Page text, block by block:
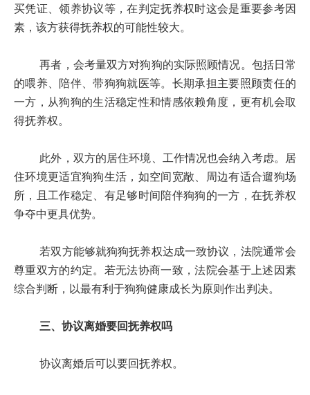
买凭证、领养协议等，在判定抚养权时这会是重要参考因
素，该方获得抚养权的可能性较大。
再者，会考量双方对狗狗的实际照顾情况。包括日常
的喂养、陪伴、带狗狗就医等。长期承担主要照顾责任的
一方，从狗狗的生活稳定性和情感依赖角度，更有机会取
得抚养权。
此外，双方的居住环境、工作情况也会纳入考虑。居
住环境更适宜狗狗生活，如空间宽敞、周边有适合遛狗场
所，且工作稳定、有足够时间陪伴狗狗的一方，在抚养权
争夺中更具优势。
若双方能够就狗狗抚养权达成一致协议，法院通常会
尊重双方的约定。若无法协商一致，法院会基于上述因素
综合判断，以最有利于狗狗健康成长为原则作出判决。
三、协议离婚要回抚养权吗
协议离婚后可以要回抚养权。